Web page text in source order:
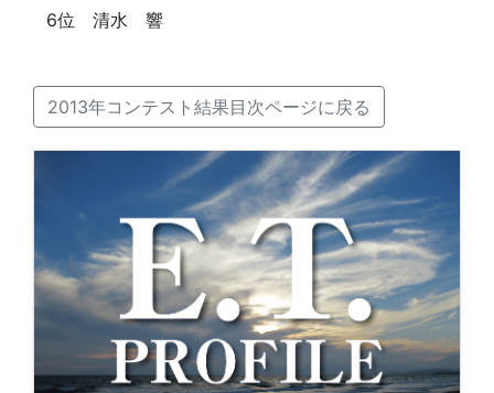
6位 清水 響
2013年コンテスト結果目次ページに戻る